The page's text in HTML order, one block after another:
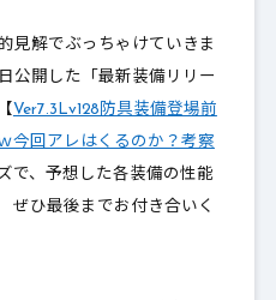
見解でぶっちゃけていきま
開した「最新装備リリー
Ver7.3Lv128防具装備登場前
今回アレはくるのか？考察
で、予想した各装備の性能
ひ最後までお付き合いく